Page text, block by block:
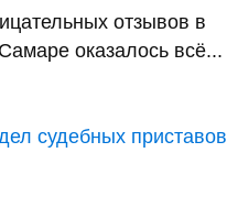
отзывов в
оказалось всё...
судебных приставов